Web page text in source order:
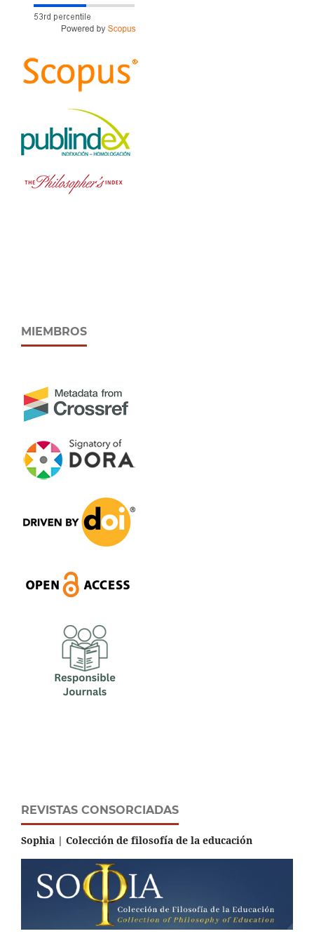
MIEMBROS
REVISTAS CONSORCIADAS
Sophia | Colección de filosofía de la educación